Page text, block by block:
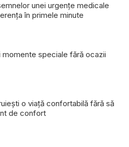
unei urgențe medicale
în primele minute
momente speciale fără ocazii
o viață confortabilă fără să
de confort